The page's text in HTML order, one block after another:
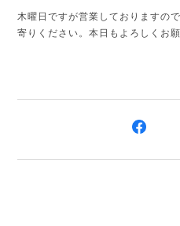
木曜日ですが営業しておりますの
寄りください。本日もよろしくお願